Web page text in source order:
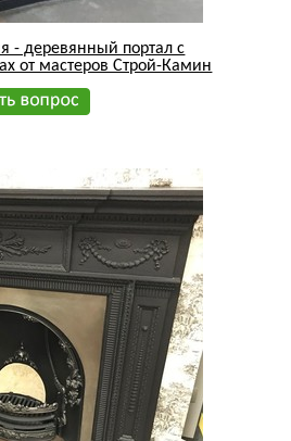
Stovax William IV Cast Iron с
Стройкамин
показать все